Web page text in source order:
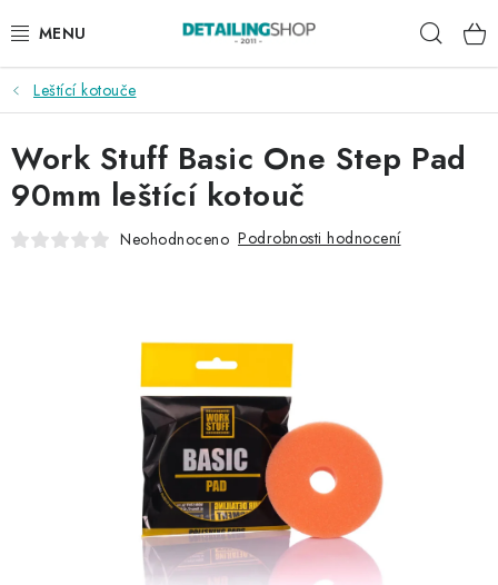
na
AKCE
NOVINKY
EXTERIÉR
DÁRKOVÉ SADY A POUKAZY
Leštící kotouče
Work Stuff Basic One Step Pad
90mm leštící kotouč
Neohodnoceno Podrobnosti hodnocení